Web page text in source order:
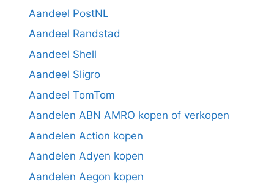
Aandeel PostNL
Aandeel Randstad
Aandeel Shell
Aandeel Sligro
Aandeel TomTom
Aandelen ABN AMRO kopen of verkopen
Aandelen Action kopen
Aandelen Adyen kopen
Aandelen Aegon kopen